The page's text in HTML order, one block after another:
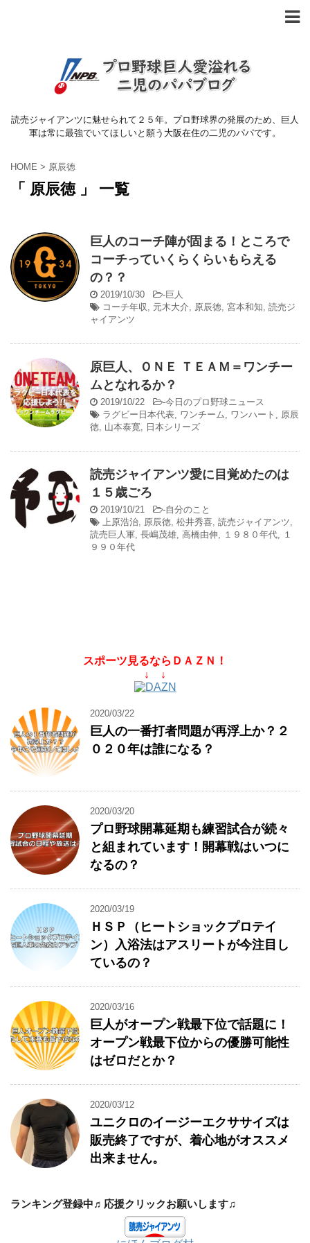
読売ジャイアンツに魅せられて２５年。プロ野球界の発展のため、巨人
軍は常に最強でいてほしいと願う大阪在住の二児のパパです。
HOME > 原辰徳
「 原辰徳 」 一覧
巨人のコーチ陣が固まる！ところで
コーチっていくらくらいもらえる
の？？
2019/10/30 -巨人
コーチ年収, 元木大介, 原辰徳, 宮本和知, 読売ジ
ャイアンツ
原巨人、ＯＮＥ ＴＥＡＭ＝ワンチー
ムとなれるか？
2019/10/22 -今日のプロ野球ニュース
ラグビー日本代表, ワンチーム, ワンハート , 原辰
徳, 山本泰寛, 日本シリーズ
読売ジャイアンツ愛に目覚めたのは
１５歳ごろ
2019/10/21 -自分のこと
上原浩治, 原辰徳, 松井秀喜, 読売ジャイアンツ,
読売巨人軍, 長嶋茂雄, 高橋由伸, １９８０年代, １
９９０年代
スポーツ見るならＤＡＺＮ！
↓ ↓
2020/03/22
巨人の一番打者問題が再浮上か？２
０２０年は誰になる？
2020/03/20
プロ野球開幕延期も練習試合が続々
と組まれています！開幕戦はいつに
なるの？
2020/03/19
ＨＳＰ（ヒートショックプロテイ
ン）入浴法はアスリートが今注目し
ているの？
2020/03/16
巨人がオープン戦最下位で話題に！
オープン戦最下位からの優勝可能性
はゼロだとか？
2020/03/12
ユニクロのイージーエクササイズは
販売終了ですが、着心地がオススメ
出来ません。
ランキング登録中♬応援クリックお願いします♫